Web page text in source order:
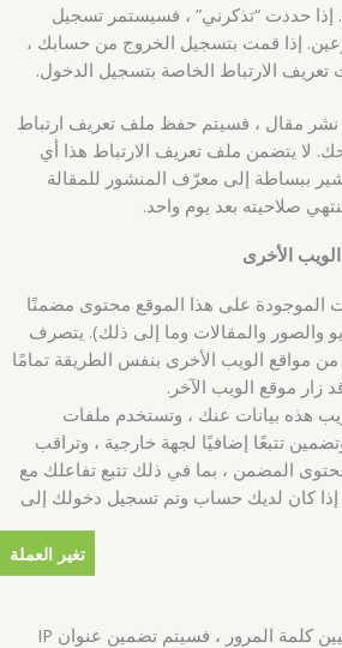
إذا حددت “تذكرني” ، فسيستمر تسجيل
إذا قمت بتسجيل الخروج من حسابك ،
تعريف الارتباط الخاصة بتسجيل الدخول.
نشر مقال ، فسيتم حفظ ملف تعريف ارتباط
لا يتضمن ملف تعريف الارتباط هذا أي
ببساطة إلى معرّف المنشور للمقالة
صلاحيته بعد يوم واحد.
الأخرى
الموجودة على هذا الموقع محتوى مضمنًا
والصور والمقالات وما إلى ذلك). يتصرف
مواقع الويب الأخرى بنفس الطريقة تمامًا
زار موقع الويب الآخر.
هذه بيانات عنك ، وتستخدم ملفات
تتبعًا إضافيًا لجهة خارجية ، وتراقب
المضمن ، بما في ذلك تتبع تفاعلك مع
كان لديك حساب وتم تسجيل دخولك إلى
إذا طلبت إعادة تعيين كلمة المرور ، فسيتم تضمين عنوان IP
تغير العملة